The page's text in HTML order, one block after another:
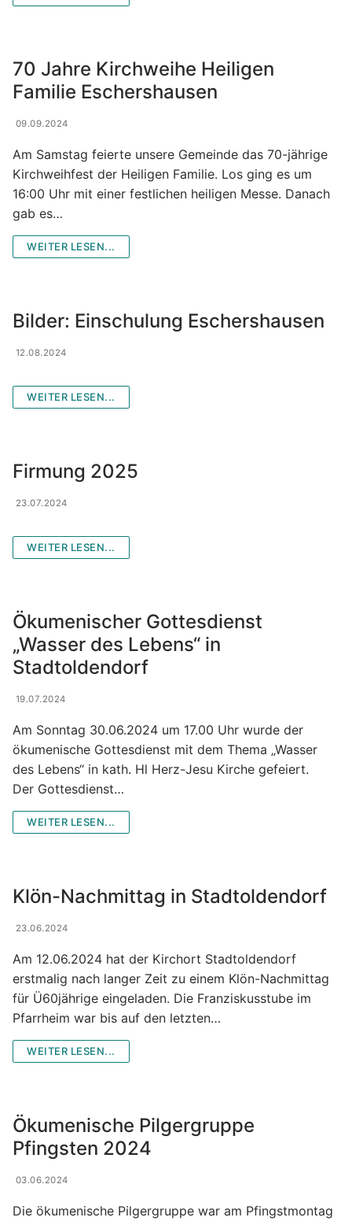
70 Jahre Kirchweihe Heiligen
Familie Eschershausen
09.09.2024
Am Samstag feierte unsere Gemeinde das 70-jährige
Kirchweihfest der Heiligen Familie. Los ging es um
16:00 Uhr mit einer festlichen heiligen Messe. Danach
gab es…
WEITER LESEN...
Bilder: Einschulung Eschershausen
12.08.2024
WEITER LESEN...
Firmung 2025
23.07.2024
WEITER LESEN...
Ökumenischer Gottesdienst
„Wasser des Lebens“ in
Stadtoldendorf
19.07.2024
Am Sonntag 30.06.2024 um 17.00 Uhr wurde der
ökumenische Gottesdienst mit dem Thema „Wasser
des Lebens“ in kath. Hl Herz-Jesu Kirche gefeiert.
Der Gottesdienst…
WEITER LESEN...
Klön-Nachmittag in Stadtoldendorf
23.06.2024
Am 12.06.2024 hat der Kirchort Stadtoldendorf
erstmalig nach langer Zeit zu einem Klön-Nachmittag
für Ü60jährige eingeladen. Die Franziskusstube im
Pfarrheim war bis auf den letzten…
WEITER LESEN...
Ökumenische Pilgergruppe
Pfingsten 2024
03.06.2024
Die ökumenische Pilgergruppe war am Pfingstmontag